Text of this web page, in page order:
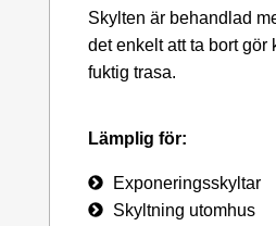
Skylten är behandlad
det enkelt att ta bort gör
fuktig trasa.
Lämplig för:
Exponeringsskyltar
Skyltning utomhus